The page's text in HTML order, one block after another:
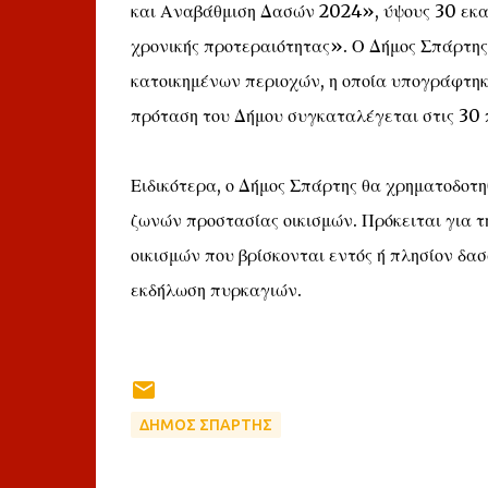
και Αναβάθμιση Δασών 2024», ύψους 30
χρονικής προτεραιότητας». Ο Δήμος
κατοικημένων περιοχών, η οποία
πρόταση του Δήμου συγκαταλέγεται στις
Ειδικότερα, ο Δήμος Σπάρτης θα
ζωνών προστασίας οικισμών. Πρόκειται για
οικισμών που βρίσκονται εντός ή πλησίον
εκδήλωση πυρκαγιών.
ΔΗΜΟΣ ΣΠΑΡΤΗΣ